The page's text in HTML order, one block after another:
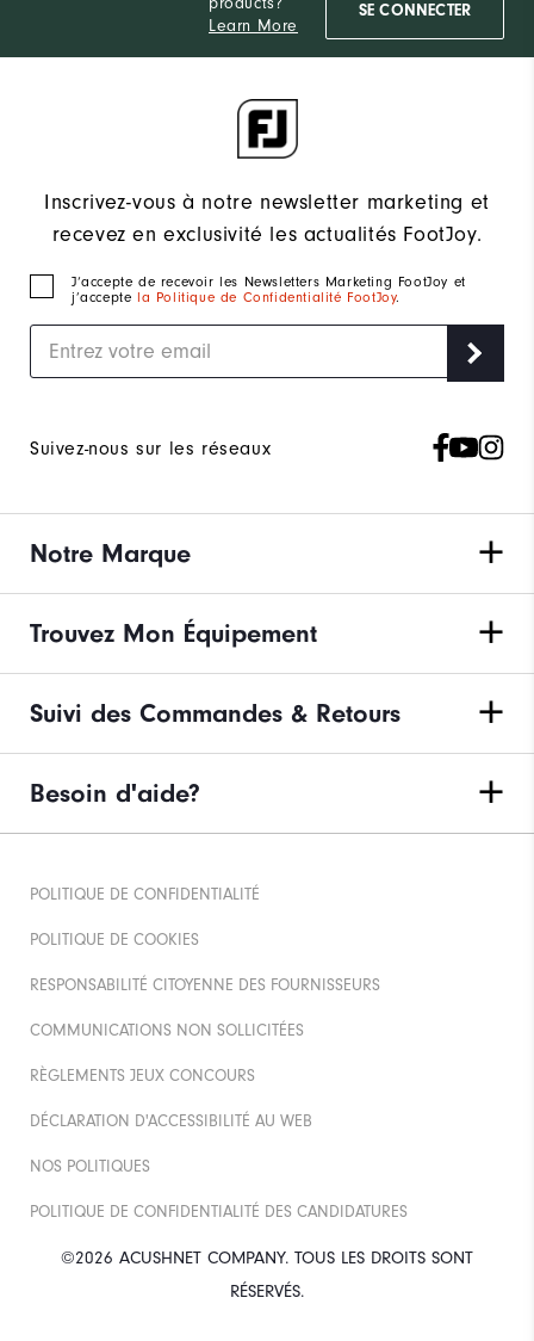
Learn More
SE CONNECTER
Inscrivez-vous à notre newsletter marketing et
recevez en exclusivité les actualités FootJoy.
J‘accepte de recevoir les Newsletters Marketing FootJoy et
j’accepte la Politique de Confidentialité FootJoy.
Suivez-nous sur les réseaux
Notre Marque
Trouvez Mon Équipement
Suivi des Commandes & Retours
Besoin d'aide?
©2026 ACUSHNET COMPANY. TOUS LES DROITS SONT
RÉSERVÉS.
POLITIQUE DE CONFIDENTIALITÉ
POLITIQUE DE COOKIES
RESPONSABILITÉ CITOYENNE DES FOURNISSEURS
COMMUNICATIONS NON SOLLICITÉES
RÈGLEMENTS JEUX CONCOURS
DÉCLARATION D'ACCESSIBILITÉ AU WEB
NOS POLITIQUES
POLITIQUE DE CONFIDENTIALITÉ DES CANDIDATURES